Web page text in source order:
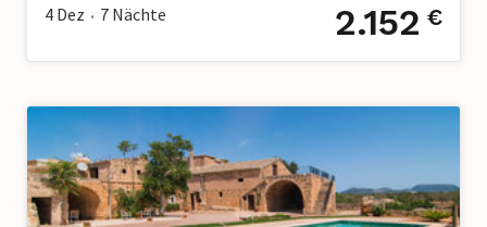
4 Dez • 7 Nächte 2.152 €